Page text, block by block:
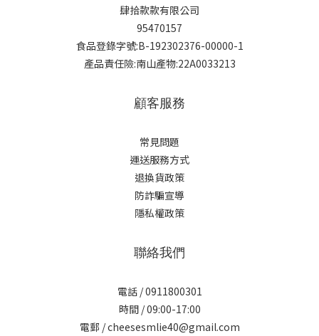
肆拾款款有限公司
95470157
食品登錄字號:B-192302376-00000-1
產品責任險:南山產物:22A0033213
顧客服務
常見問題
運送服務方式
退換貨政策
防詐騙宣導
隱私權政策
聯絡我們
電話 / 0911800301
時間 / 09:00-17:00
電郵 / cheesesmlie40@gmail.com